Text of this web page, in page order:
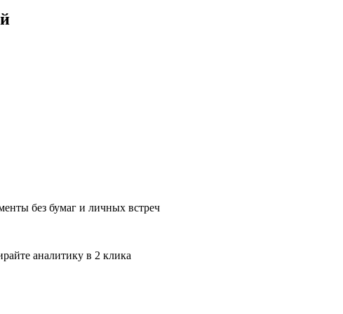
без бумаг и личных встреч
аналитику в 2 клика